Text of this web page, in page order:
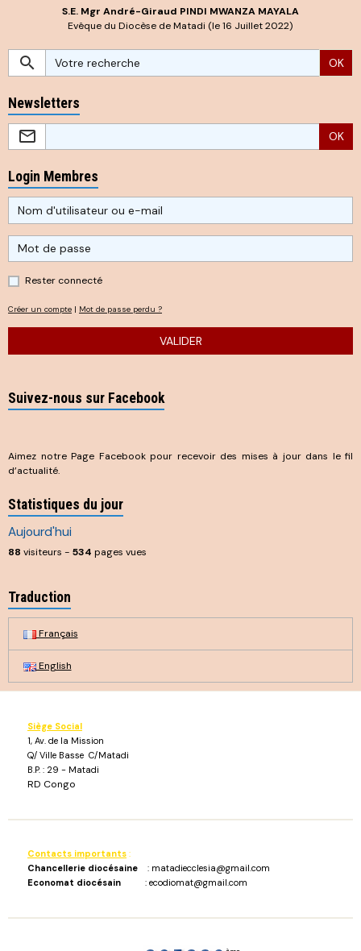
S.E. Mgr André-Giraud PINDI MWANZA MAYALA
Evêque du Diocèse de Matadi (le 16 Juillet 2022)
OK
Newsletters
OK
Login Membres
Rester connecté
Créer un compte | Mot de passe perdu ?
VALIDER
Suivez-nous sur Facebook
Aimez notre Page Facebook pour recevoir des mises à jour dans le fil
d’actualité.
Statistiques du jour
Aujourd'hui
88 visiteurs - 534 pages vues
Traduction
Français
English
Siège Social
1, Av. de la Mission
Q/ Ville Basse C/Matadi
B.P. : 29 - Matadi
RD Congo
Contacts importants :
Chancellerie diocésaine : matadiecclesia@gmail.com
Economat diocésain : ecodiomat@gmail.com